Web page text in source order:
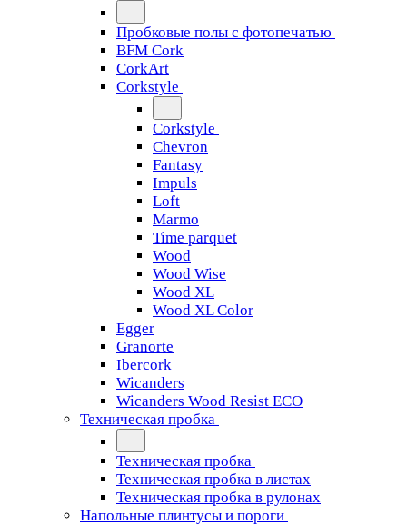
Пробковые полы с фотопечатью
BFM Cork
CorkArt
Corkstyle
Corkstyle
Chevron
Fantasy
Impuls
Loft
Marmo
Time parquet
Wood
Wood Wise
Wood XL
Wood XL Color
Egger
Granorte
Ibercork
Wicanders
Wicanders Wood Resist ECO
Техническая пробка
Техническая пробка
Техническая пробка в листах
Техническая пробка в рулонах
Напольные плинтусы и пороги